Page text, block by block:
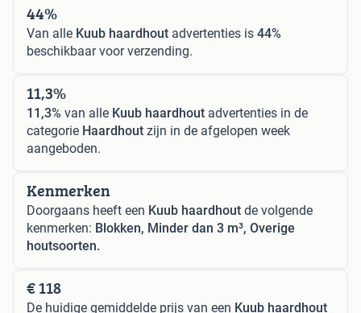
44%
Van alle Kuub haardhout advertenties is 44%
beschikbaar voor verzending.
11,3%
11,3% van alle Kuub haardhout advertenties in de
categorie Haardhout zijn in de afgelopen week
aangeboden.
Kenmerken
Doorgaans heeft een Kuub haardhout de volgende
kenmerken: Blokken, Minder dan 3 m³, Overige
houtsoorten.
€ 118
De huidige gemiddelde prijs van een Kuub haardhout